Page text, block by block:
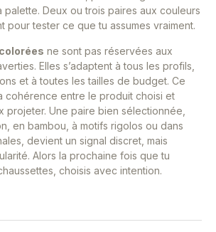
palette. Deux ou trois paires aux couleurs
pour tester ce que tu assumes vraiment.
ne sont pas réservées aux
Elles s’adaptent à tous les profils,
et à toutes les tailles de budget. Ce
cohérence entre le produit choisi et
projeter. Une paire bien sélectionnée,
en bambou, à motifs rigolos ou dans
devient un signal discret, mais
Alors la prochaine fois que tu
choisis avec intention.